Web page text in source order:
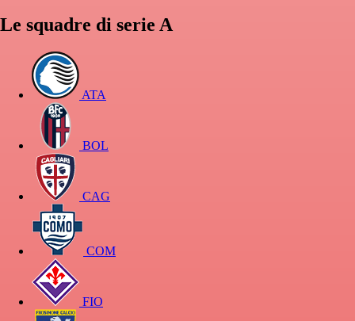
Le squadre di serie A
ATA
BOL
CAG
COM
FIO